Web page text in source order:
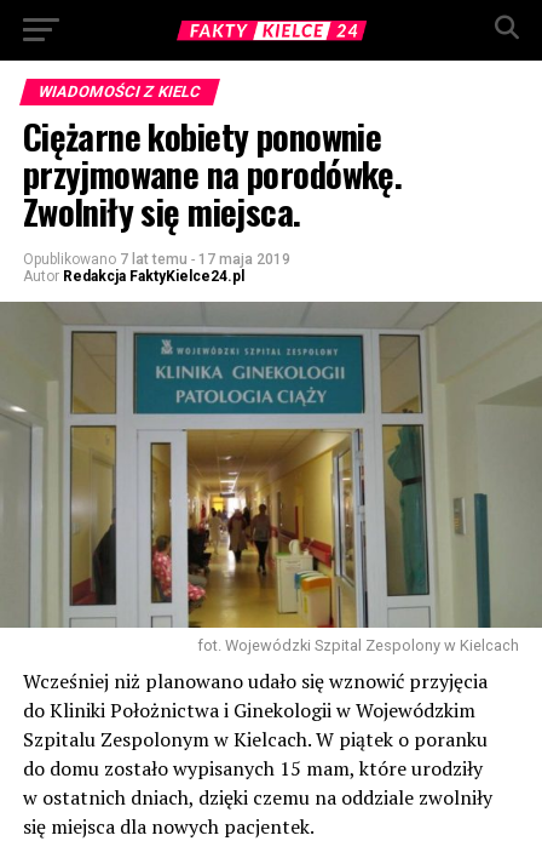
WIADOMOŚCI Z KIELC
Ciężarne kobiety ponownie
przyjmowane na porodówkę.
Zwolniły się miejsca.
Opublikowano 7 lat temu - 17 maja 2019
Autor Redakcja FaktyKielce24.pl
fot. Wojewódzki Szpital Zespolony w Kielcach
Wcześniej niż planowano udało się wznowić przyjęcia
do Kliniki Położnictwa i Ginekologii w Wojewódzkim
Szpitalu Zespolonym w Kielcach. W piątek o poranku
do domu zostało wypisanych 15 mam, które urodziły
w ostatnich dniach, dzięki czemu na oddziale zwolniły
się miejsca dla nowych pacjentek.